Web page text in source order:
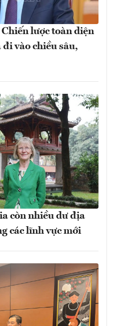
lược toàn diện
vào chiều sâu,
còn nhiều dư địa
các lĩnh vực mới